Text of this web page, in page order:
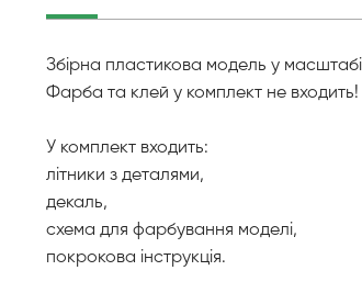
Збірна пластикова модель у
Фарба та клей у комплект не входить!
У комплект входить:
літники з деталями,
декаль,
схема для фарбування моделі,
покрокова інструкція.